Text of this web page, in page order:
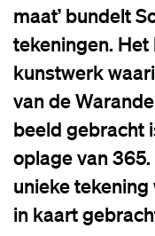
maat’ bundelt
tekeningen.
kunstwerk
van de
beeld gebracht
oplage van
unieke tekening
in kaart